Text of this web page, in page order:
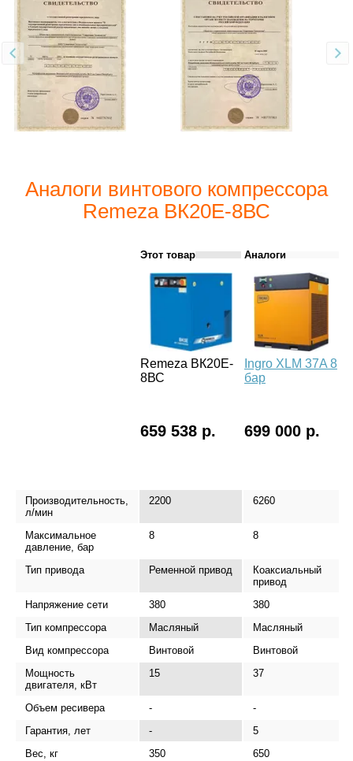
Аналоги винтового компрессора
Remeza ВК20E-8ВС
Этот товар Аналоги
Remeza ВК20E-
8ВС
Ingro XLM 37A 8
бар
659 538 р. 699 000 р.
Производительность,
л/мин
2200 6260
Максимальное
давление, бар
8 8
Тип привода Ременной привод
Коаксиальный
привод
Напряжение сети 380 380
Тип компрессора
Масляный Масляный
Вид компрессора
Винтовой Винтовой
Мощность
двигателя, кВт
15 37
Объем ресивера - -
Гарантия, лет
- 5
Вес, кг
350 650